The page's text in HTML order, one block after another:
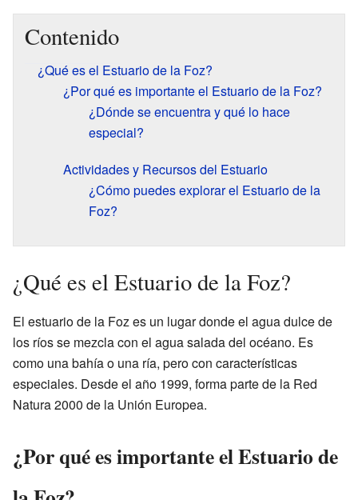
Contenido
¿Qué es el Estuario de la Foz?
¿Por qué es importante el Estuario de la Foz?
¿Dónde se encuentra y qué lo hace
especial?
Actividades y Recursos del Estuario
¿Cómo puedes explorar el Estuario de la
Foz?
¿Qué es el Estuario de la Foz?
El estuario de la Foz es un lugar donde el agua dulce de
los ríos se mezcla con el agua salada del océano. Es
como una bahía o una ría, pero con características
especiales. Desde el año 1999, forma parte de la Red
Natura 2000 de la Unión Europea.
¿Por qué es importante el Estuario de